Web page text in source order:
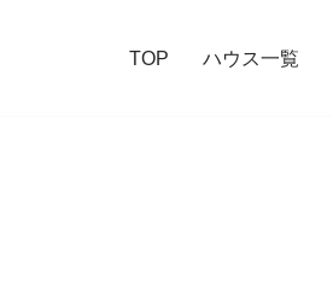
TOP ハウス一覧